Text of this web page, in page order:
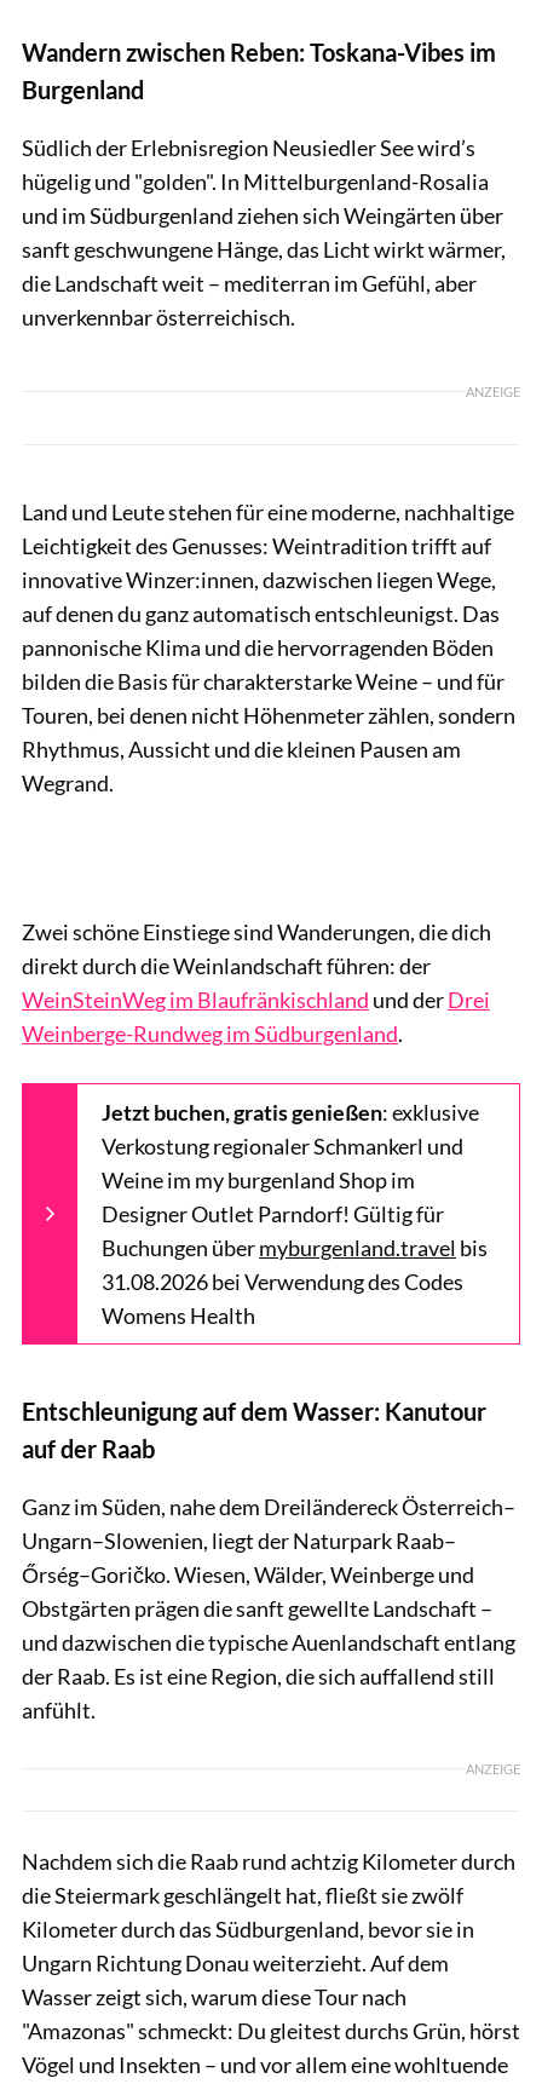
Wandern zwischen Reben: Toskana-Vibes im
Burgenland
Südlich der Erlebnisregion Neusiedler See wird’s
hügelig und "golden". In Mittelburgenland-Rosalia
und im Südburgenland ziehen sich Weingärten über
sanft geschwungene Hänge, das Licht wirkt wärmer,
die Landschaft weit – mediterran im Gefühl, aber
unverkennbar österreichisch.
ANZEIGE
Land und Leute stehen für eine moderne, nachhaltige
Leichtigkeit des Genusses: Weintradition trifft auf
innovative Winzer:innen, dazwischen liegen Wege,
auf denen du ganz automatisch entschleunigst. Das
pannonische Klima und die hervorragenden Böden
bilden die Basis für charakterstarke Weine – und für
Touren, bei denen nicht Höhenmeter zählen, sondern
Rhythmus, Aussicht und die kleinen Pausen am
Wegrand.
Zwei schöne Einstiege sind Wanderungen, die dich
direkt durch die Weinlandschaft führen: der
WeinSteinWeg im Blaufränkischland und derDrei
Weinberge-Rundweg im Südburgenland.
Jetzt buchen, gratis genießen: exklusive
Verkostung regionaler Schmankerl und
Weine im my burgenland Shop im
Designer Outlet Parndorf! Gültig für
Buchungen übermyburgenland.travel bis
31.08.2026 bei Verwendung des Codes
Womens Health
Entschleunigung auf dem Wasser: Kanutour
auf der Raab
Ganz im Süden, nahe dem Dreiländereck Österreich–
Ungarn–Slowenien, liegt der Naturpark Raab–
Őrség–Goričko. Wiesen, Wälder, Weinberge und
Obstgärten prägen die sanft gewellte Landschaft –
und dazwischen die typische Auenlandschaft entlang
der Raab. Es ist eine Region, die sich auffallend still
anfühlt.
ANZEIGE
Nachdem sich die Raab rund achtzig Kilometer durch
die Steiermark geschlängelt hat, fließt sie zwölf
Kilometer durch das Südburgenland, bevor sie in
Ungarn Richtung Donau weiterzieht. Auf dem
Wasser zeigt sich, warum diese Tour nach
"Amazonas" schmeckt: Du gleitest durchs Grün, hörst
Vögel und Insekten – und vor allem eine wohltuende